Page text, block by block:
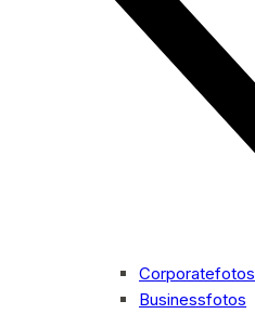
Corporatefotos
Businessfotos